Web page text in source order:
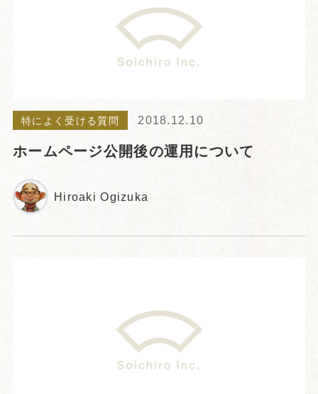
特によく受ける質問 2018.12.10
ホームページ公開後の運用について
Hiroaki Ogizuka